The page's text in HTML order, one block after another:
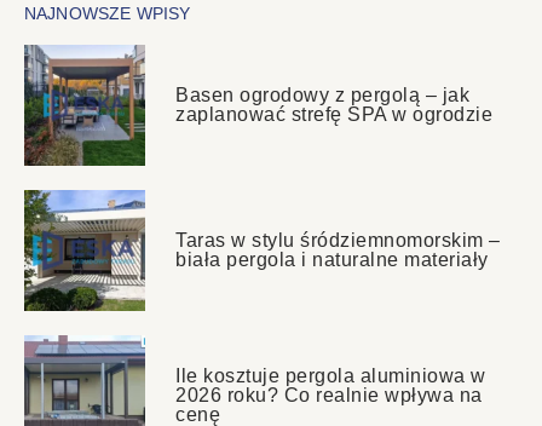
NAJNOWSZE WPISY
Basen ogrodowy z pergolą – jak
zaplanować strefę SPA w ogrodzie
Taras w stylu śródziemnomorskim –
biała pergola i naturalne materiały
Ile kosztuje pergola aluminiowa w
2026 roku? Co realnie wpływa na
cenę